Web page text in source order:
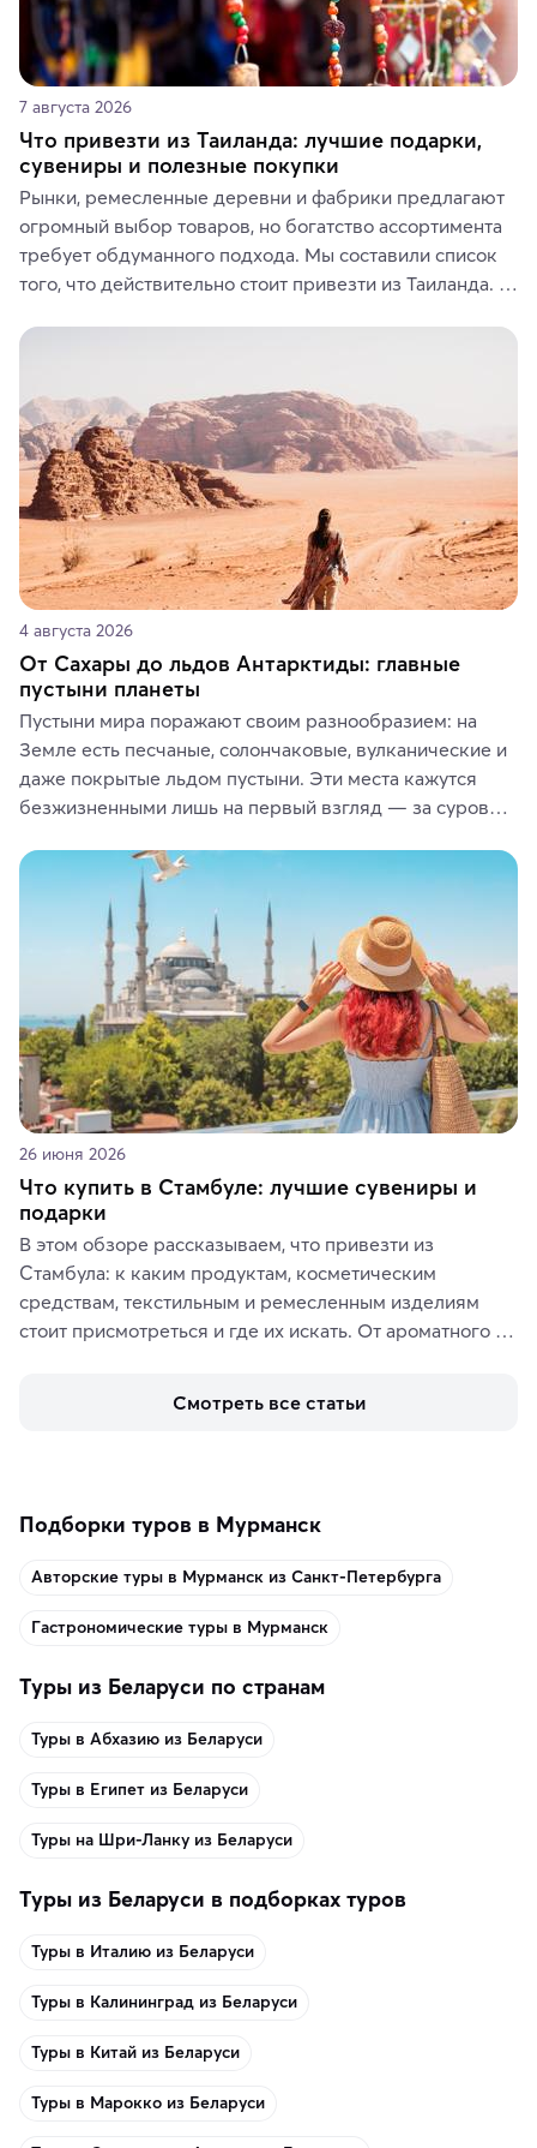
7 августа 2026
Что привезти из Таиланда: лучшие подарки,
сувениры и полезные покупки
Рынки, ремесленные деревни и фабрики предлагают
огромный выбор товаров, но богатство ассортимента
требует обдуманного подхода. Мы составили список
того, что действительно стоит привезти из Таиланда.
средства, одежду, украшения, предметы интерьера
где их купить.
4 августа 2026
От Сахары до льдов Антарктиды: главные
пустыни планеты
Пустыни мира поражают своим разнообразием: на
Земле есть песчаные, солончаковые, вулканические и
даже покрытые льдом пустыни. Эти места кажутся
безжизненными лишь на первый взгляд — за суровой
животные и маршруты, которые дарят одни из самых
ярких впечатлений от путешествий.
26 июня 2026
Что купить в Стамбуле: лучшие сувениры и
подарки
В этом обзоре рассказываем, что привезти из
Стамбула: к каким продуктам, косметическим
средствам, текстильным и ремесленным изделиям
стоит присмотреться и где их искать. От ароматного
аутентичных лавках — в подарок близким или себе на
Смотреть все статьи
Подборки туров в Мурманск
Авторские туры в Мурманск из Санкт-Петербурга
Гастрономические туры в Мурманск
Туры из Беларуси по странам
Туры в Абхазию из Беларуси
Туры в Египет из Беларуси
Туры на Шри-Ланку из Беларуси
Туры из Беларуси в подборках туров
Туры в Италию из Беларуси
Туры в Калининград из Беларуси
Туры в Китай из Беларуси
Туры в Марокко из Беларуси